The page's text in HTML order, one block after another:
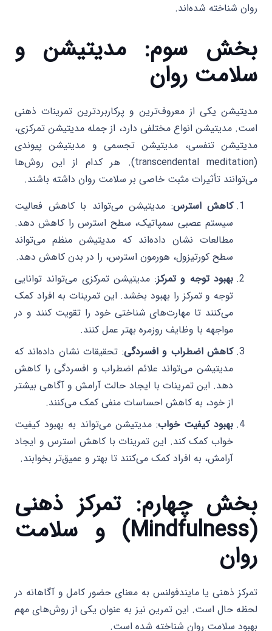
روان شناخته شده‌اند.
بخش سوم: مدیتیشن و
سلامت روان
مدیتیشن یکی از معروف‌ترین و پرکاربردترین تمرینات ذهنی
است. مدیتیشن انواع مختلفی دارد، از جمله مدیتیشن تمرکزی،
مدیتیشن تنفسی، مدیتیشن تجسمی و مدیتیشن پیوندی
(transcendental meditation). هر کدام از این روش‌ها
می‌توانند تأثیرات مثبت خاصی بر سلامت روان داشته باشند.
کاهش استرس: مدیتیشن می‌تواند با کاهش فعالیت
سیستم عصبی سمپاتیک، سطح استرس را کاهش دهد.
مطالعات نشان داده‌اند که مدیتیشن منظم می‌تواند
سطح کورتیزول، هورمون استرس، را در بدن کاهش دهد.
بهبود توجه و تمرکز: مدیتیشن تمرکزی می‌تواند توانایی
توجه و تمرکز را بهبود بخشد. این تمرینات به افراد کمک
می‌کنند تا مهارت‌های شناختی خود را تقویت کنند و در
مواجهه با وظایف روزمره بهتر عمل کنند.
کاهش اضطراب و افسردگی: تحقیقات نشان داده‌اند که
مدیتیشن می‌تواند علائم اضطراب و افسردگی را کاهش
دهد. این تمرینات با ایجاد حالت آرامش و آگاهی بیشتر
از خود، به کاهش احساسات منفی کمک می‌کنند.
بهبود کیفیت خواب: مدیتیشن می‌تواند به بهبود کیفیت
خواب کمک کند. این تمرینات با کاهش استرس و ایجاد
آرامش، به افراد کمک می‌کنند تا بهتر و عمیق‌تر بخوابند.
بخش چهارم: تمرکز ذهنی
(Mindfulness) و سلامت
روان
تمرکز ذهنی یا مایندفولنس به معنای حضور کامل و آگاهانه در
لحظه حال است. این تمرین نیز به عنوان یکی از روش‌های مهم
بهبود سلامت روان شناخته شده است.